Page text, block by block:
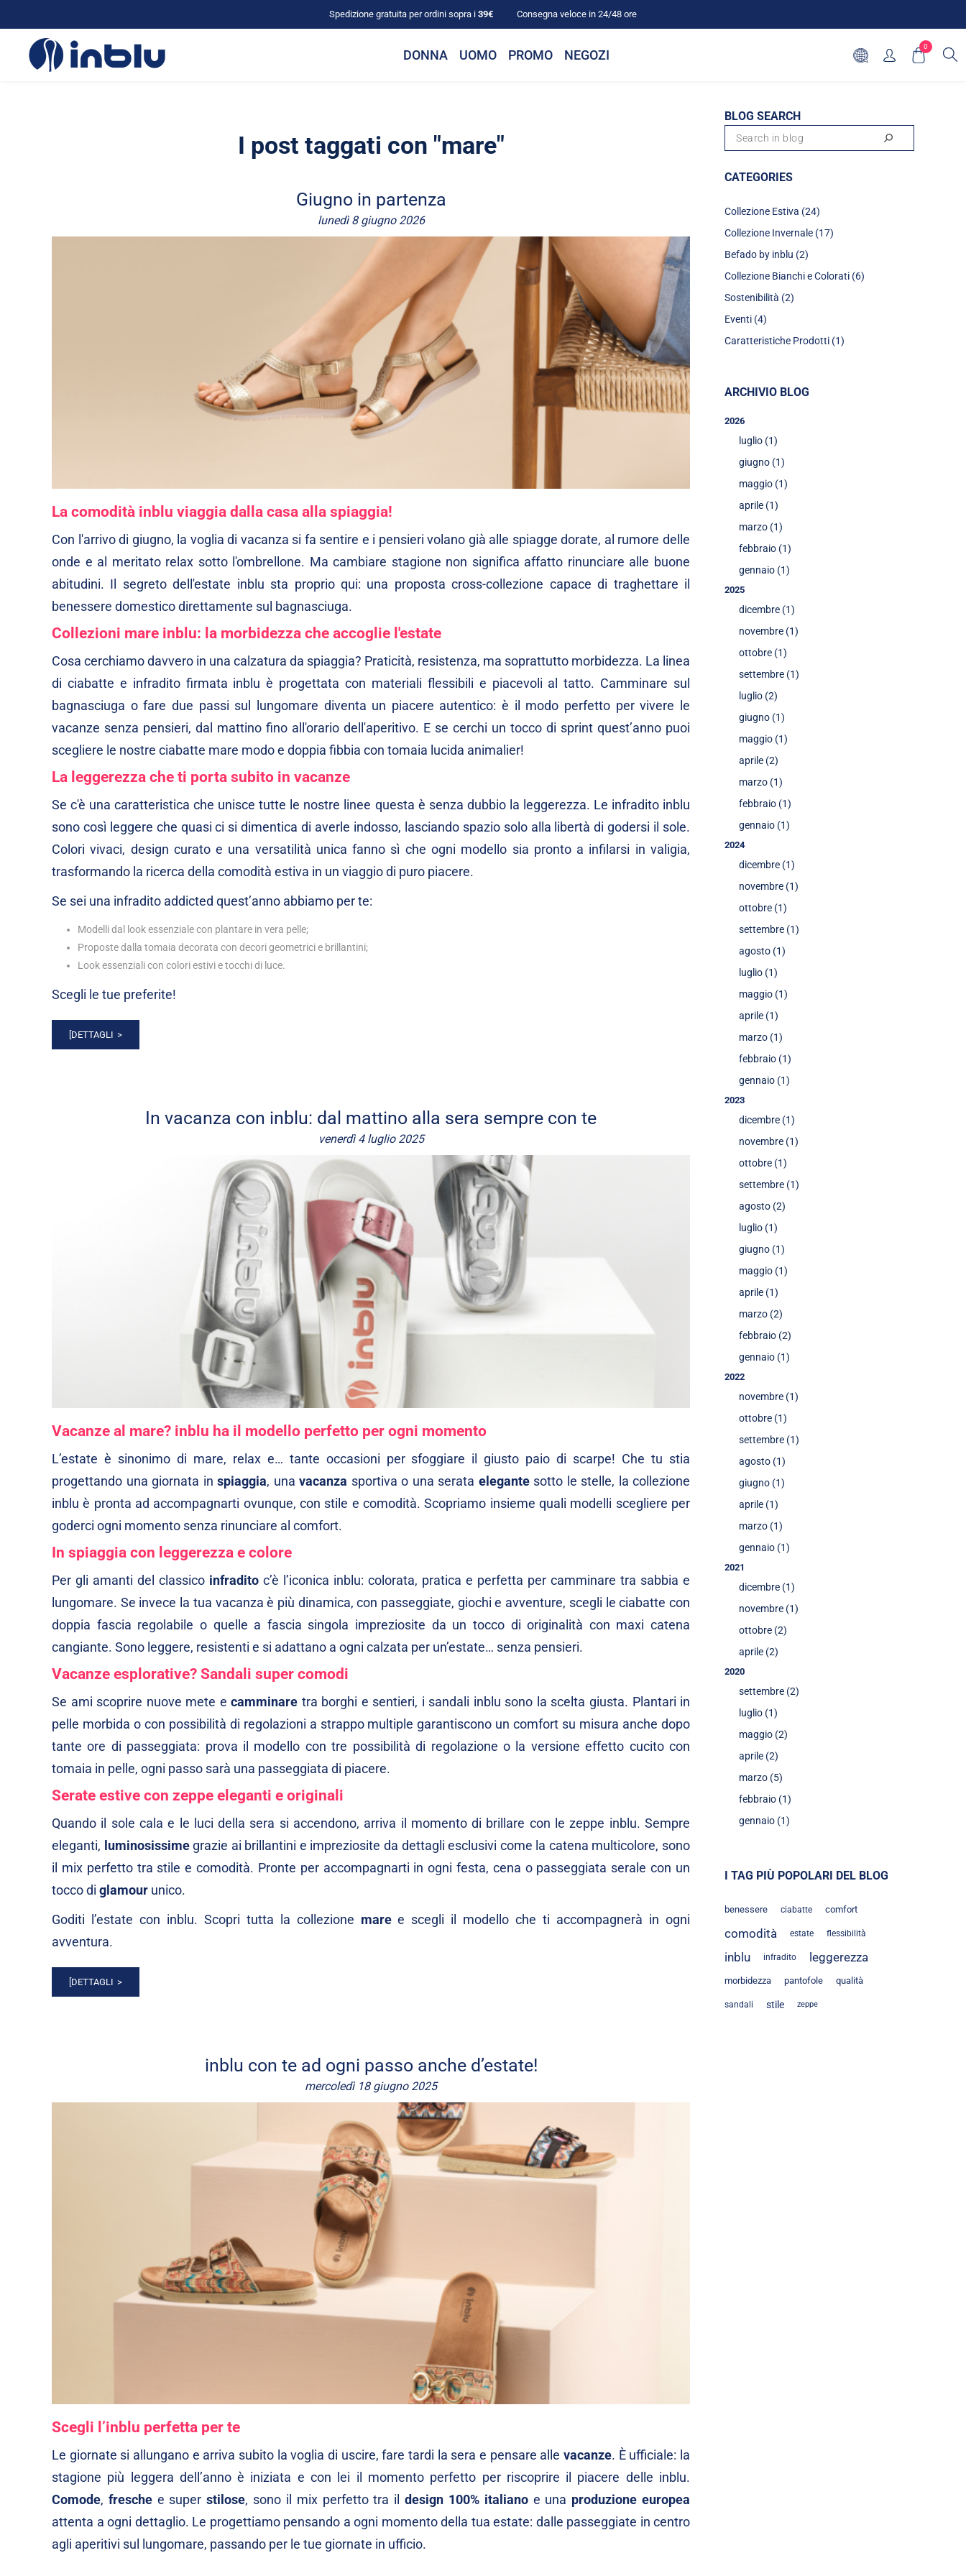
Spedizione gratuita per ordini sopra i 39€ Consegna veloce in 24/48 ore
DONNA UOMO PROMO NEGOZI
0
I post taggati con "mare"
Giugno in partenza
lunedì 8 giugno 2026
La comodità inblu viaggia dalla casa alla spiaggia!
Con l'arrivo di giugno, la voglia di vacanza si fa sentire e i pensieri volano già alle spiagge dorate, al rumore delle
onde e al meritato relax sotto l'ombrellone. Ma cambiare stagione non significa affatto rinunciare alle buone
abitudini. Il segreto dell'estate inblu sta proprio qui: una proposta cross-collezione capace di traghettare il
benessere domestico direttamente sul bagnasciuga.
Collezioni mare inblu: la morbidezza che accoglie l'estate
Cosa cerchiamo davvero in una calzatura da spiaggia? Praticità, resistenza, ma soprattutto morbidezza. La linea
di ciabatte e infradito firmata inblu è progettata con materiali flessibili e piacevoli al tatto. Camminare sul
bagnasciuga o fare due passi sul lungomare diventa un piacere autentico: è il modo perfetto per vivere le
vacanze senza pensieri, dal mattino fino all'orario dell'aperitivo. E se cerchi un tocco di sprint quest’anno puoi
scegliere le nostre ciabatte mare modo e doppia fibbia con tomaia lucida animalier!
La leggerezza che ti porta subito in vacanze
Se c'è una caratteristica che unisce tutte le nostre linee questa è senza dubbio la leggerezza. Le infradito inblu
sono così leggere che quasi ci si dimentica di averle indosso, lasciando spazio solo alla libertà di godersi il sole.
Colori vivaci, design curato e una versatilità unica fanno sì che ogni modello sia pronto a infilarsi in valigia,
trasformando la ricerca della comodità estiva in un viaggio di puro piacere.
Se sei una infradito addicted quest’anno abbiamo per te:
Modelli dal look essenziale con plantare in vera pelle;
Proposte dalla tomaia decorata con decori geometrici e brillantini;
Look essenziali con colori estivi e tocchi di luce.
Scegli le tue preferite!
[DETTAGLI
In vacanza con inblu: dal mattino alla sera sempre con te
venerdì 4 luglio 2025
Vacanze al mare? inblu ha il modello perfetto per ogni momento
L’estate è sinonimo di mare, relax e… tante occasioni per sfoggiare il giusto paio di scarpe! Che tu stia
progettando una giornata in spiaggia, una vacanza sportiva o una serata elegante sotto le stelle, la collezione
inblu è pronta ad accompagnarti ovunque, con stile e comodità. Scopriamo insieme quali modelli scegliere per
goderci ogni momento senza rinunciare al comfort.
In spiaggia con leggerezza e colore
Per gli amanti del classico infradito c’è l’iconica inblu: colorata, pratica e perfetta per camminare tra sabbia e
lungomare. Se invece la tua vacanza è più dinamica, con passeggiate, giochi e avventure, scegli leciabatte con
doppia fascia regolabile o quelle a fascia singola impreziosite da un tocco di originalità con maxi catena
cangiante. Sono leggere, resistenti e si adattano a ogni calzata per un’estate… senza pensieri.
Vacanze esplorative? Sandali super comodi
Se ami scoprire nuove mete ecamminare tra borghi e sentieri, i sandali inblu sono la scelta giusta. Plantari in
pelle morbida o con possibilità di regolazioni a strappo multiple garantiscono un comfort su misura anche dopo
tante ore di passeggiata: prova il modello contre possibilità di regolazione o la versioneeffetto cucito con
tomaia in pelle, ogni passo sarà una passeggiata di piacere.
Serate estive con zeppe eleganti e originali
Quando il sole cala e le luci della sera si accendono, arriva il momento di brillare con lezeppe inblu. Sempre
eleganti, luminosissime grazie ai brillantini e impreziosite da dettagli esclusivi come la catena multicolore, sono
il mix perfetto tra stile e comodità. Pronte per accompagnarti in ogni festa, cena o passeggiata serale con un
tocco di glamour unico.
Goditi l’estate con inblu. Scopri tutta la collezione maree scegli il modello che ti accompagnerà in ogni
avventura.
[DETTAGLI
inblu con te ad ogni passo anche d’estate!
mercoledì 18 giugno 2025
Scegli l’inblu perfetta per te
Le giornate si allungano e arriva subito la voglia di uscire, fare tardi la sera e pensare alle vacanze. È ufficiale: la
stagione più leggera dell’anno è iniziata e con lei il momento perfetto per riscoprire il piacere delle inblu.
Comode, fresche e superstilose, sono il mix perfetto tra ildesign 100% italianoe una produzione europea
attenta a ogni dettaglio. Le progettiamo pensando a ogni momento della tua estate: dalle passeggiate in centro
agli aperitivi sul lungomare, passando per le tue giornate in ufficio.
BLOG SEARCH
CATEGORIES
Collezione Estiva (24)
Collezione Invernale (17)
Befado by inblu (2)
Collezione Bianchi e Colorati (6)
Sostenibilità (2)
Eventi (4)
Caratteristiche Prodotti (1)
ARCHIVIO BLOG
2026
luglio (1)
giugno (1)
maggio (1)
aprile (1)
marzo (1)
febbraio (1)
gennaio (1)
2025
dicembre (1)
novembre (1)
ottobre (1)
settembre (1)
luglio (2)
giugno (1)
maggio (1)
aprile (2)
marzo (1)
febbraio (1)
gennaio (1)
2024
dicembre (1)
novembre (1)
ottobre (1)
settembre (1)
agosto (1)
luglio (1)
maggio (1)
aprile (1)
marzo (1)
febbraio (1)
gennaio (1)
2023
dicembre (1)
novembre (1)
ottobre (1)
settembre (1)
agosto (2)
luglio (1)
giugno (1)
maggio (1)
aprile (1)
marzo (2)
febbraio (2)
gennaio (1)
2022
novembre (1)
ottobre (1)
settembre (1)
agosto (1)
giugno (1)
aprile (1)
marzo (1)
gennaio (1)
2021
dicembre (1)
novembre (1)
ottobre (2)
aprile (2)
2020
settembre (2)
luglio (1)
maggio (2)
aprile (2)
marzo (5)
febbraio (1)
gennaio (1)
I TAG PIÙ POPOLARI DEL BLOG
benessere ciabatte comfort
comodità estate flessibilità
inblu infradito leggerezza
morbidezza pantofole qualità
sandali stile zeppe